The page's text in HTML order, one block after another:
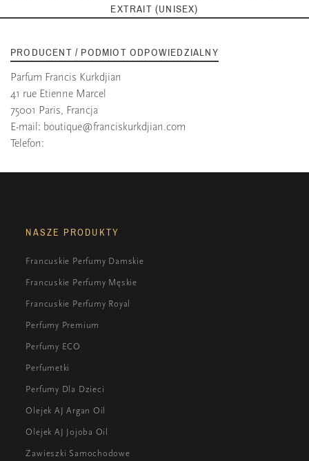
EXTRAIT (UNISEX)
PRODUCENT / PODMIOT ODPOWIEDZIALNY
Parfum Francis Kurkdjian
41 rue Etienne Marcel
75001 Paris, Francja
E-mail: boutique@franciskurkdjian.com
Telefon:
NASZE PRODUKTY
Francuskie Perfumy Damskie
Francuskie Perfumy Męskie
Francuskie Perfumy Royal
Perfumy Premium
Perfumy ECO
Perfumetki
Perfumy Dla Dzieci
Olejek AJ Argan Oil
Olejek AJ Jojoba Oil
Zawieszki Samochodowe